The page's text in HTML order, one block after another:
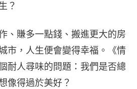
？
、賺多一點錢、搬進更大的房
市，人生便會變得幸福。《情
耐人尋味的問題：我們是否總
像得過於美好？